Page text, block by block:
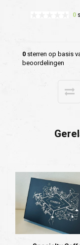
0
0 sterren op basis
beoordelingen